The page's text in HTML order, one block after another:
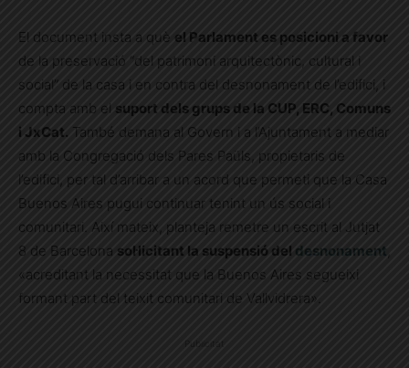
El document insta a què el Parlament es posicioni a favor
de la preservació “del patrimoni arquitectònic, cultural i
social” de la casa i en contra del desnonament de l’edifici, i
compta amb el suport dels grups de la CUP, ERC, Comuns
i JxCat. També demana al Govern i a l’Ajuntament a mediar
amb la Congregació dels Pares Paüls, propietaris de
l’edifici, per tal d’arribar a un acord que permeti que la Casa
Buenos Aires pugui continuar tenint un ús social i
comunitari. Així mateix, planteja remetre un escrit al Jutjat
8 de Barcelona sol·licitant la suspensió del desnonament
«acreditant la necessitat que la Buenos Aires segueixi
formant part del teixit comunitari de Vallvidrera».
Publicitat